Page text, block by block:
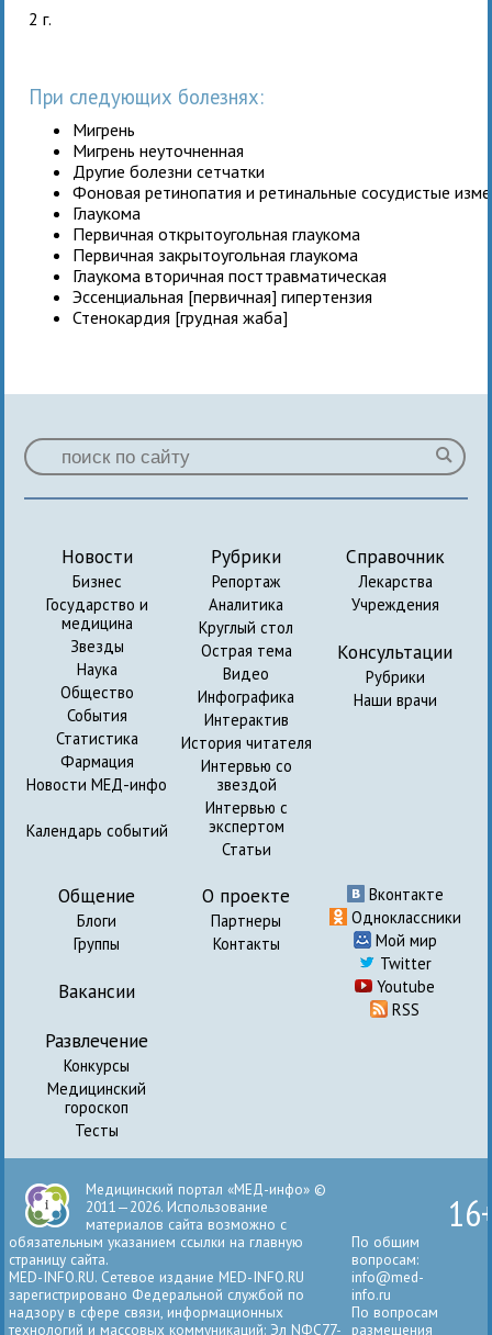
2 г.
При следующих болезнях:
Мигрень
Мигрень неуточненная
Другие болезни сетчатки
Фоновая ретинопатия и ретинальные сосудистые
Глаукома
Первичная открытоугольная глаукома
Первичная закрытоугольная глаукома
Глаукома вторичная посттравматическая
Эссенциальная [первичная] гипертензия
Стенокардия [грудная жаба]
Новости
Бизнес
Государство и
медицина
Звезды
Наука
Общество
События
Статистика
Фармация
Новости МЕД-инфо
Календарь событий
Рубрики
Репортаж
Аналитика
Круглый стол
Острая тема
Видео
Инфографика
Интерактив
История читателя
Интервью со
звездой
Интервью с
экспертом
Статьи
Справочник
Лекарства
Учреждения
Консультации
Рубрики
Наши врачи
Общение
Блоги
Группы
Вакансии
Развлечение
Конкурсы
Медицинский
гороскоп
Тесты
О проекте
Партнеры
Контакты
Вконтакте
Одноклассники
Мой мир
Twitter
Youtube
RSS
Медицинский портал «МЕД-инфо» ©
2011—2026. Использование
материалов сайта возможно с
обязательным указанием ссылки на главную
страницу сайта.
MED-INFO.RU. Сетевое издание MED-INFO.RU
зарегистрировано Федеральной службой по
надзору в сфере связи, информационных
технологий и массовых коммуникаций: Эл NФС77-
По общим
вопросам:
info@med-
info.ru
По вопросам
размещения